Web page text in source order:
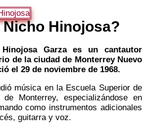
Nicho Hinojosa?
Garza es un cantautor
de la ciudad de Monterrey Nuevo
el 29 de noviembre de 1968.
música en la Escuela Superior de
Monterrey, especializándose en
como instrumentos adicionales
guitarra y voz.